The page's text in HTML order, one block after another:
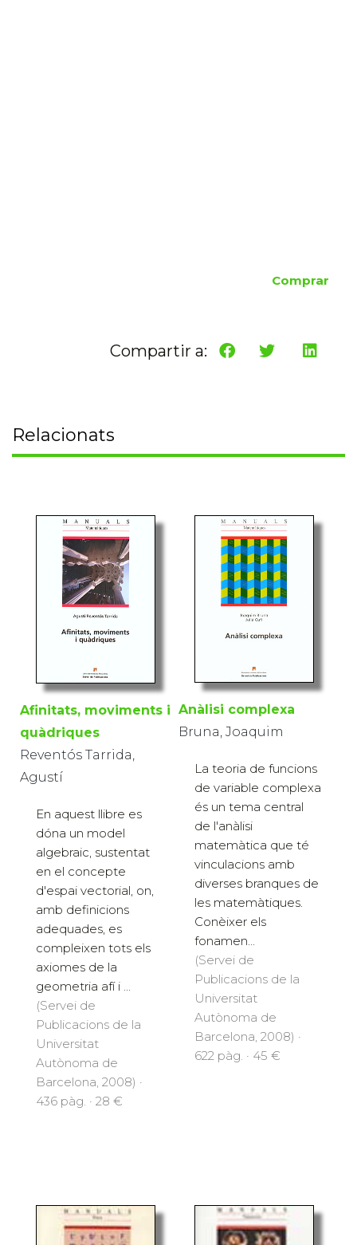
Comprar
Compartir a:
Relacionats
Afinitats, moviments i
quàdriques
Reventós Tarrida,
Agustí
En aquest llibre es
dóna un model
algebraic, sustentat
en el concepte
d'espai vectorial, on,
amb definicions
adequades, es
compleixen tots els
axiomes de la
geometria afí i ...
(Servei de
Publicacions de la
Universitat
Autònoma de
Barcelona, 2008) ·
436 pàg. · 28 €
Anàlisi complexa
Bruna, Joaquim
La teoria de funcions
de variable complexa
és un tema central
de l'anàlisi
matemàtica que té
vinculacions amb
diverses branques de
les matemàtiques.
Conèixer els
fonamen...
(Servei de
Publicacions de la
Universitat
Autònoma de
Barcelona, 2008) ·
622 pàg. · 45 €